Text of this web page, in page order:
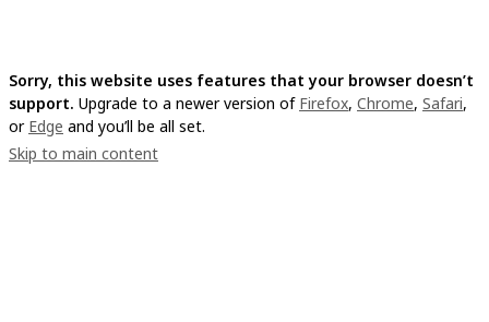
Sorry, this website uses features that your browser doesn’t
support. Upgrade to a newer version of Firefox, Chrome, Safari,
or Edge and you’ll be all set.
Skip to main content